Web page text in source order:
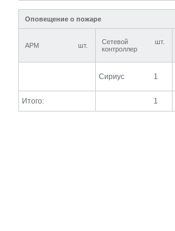
Оповещение о пожаре
АРМ шт.
Сетевой
контроллер
шт.
Сириус 1
Итого: 1